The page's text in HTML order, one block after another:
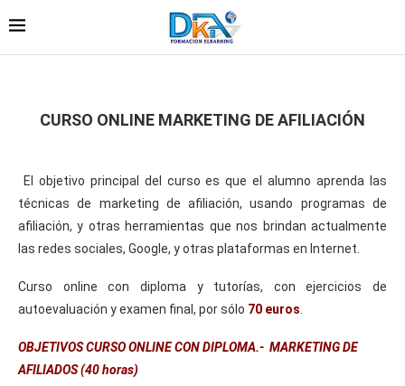
CURSO ONLINE MARKETING DE AFILIACIÓN
El objetivo principal del curso es que el alumno aprenda las
técnicas de marketing de afiliación, usando programas de
afiliación, y otras herramientas que nos brindan actualmente
las redes sociales, Google, y otras plataformas en Internet.
Curso online con diploma y tutorías, con ejercicios de
autoevaluación y examen final, por sólo 70 euros
OBJETIVOS CURSO ONLINE CON DIPLOMA.- MARKETING DE
AFILIADOS (40 horas)